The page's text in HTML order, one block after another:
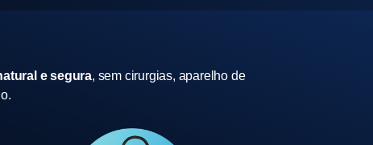
e segura, sem cirurgias, aparelho de